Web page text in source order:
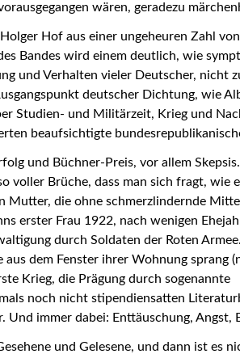
wären, geradezu
Hof aus einer ungeheuren Zahl
Bandes wird einem deutlich, wie
und Verhalten vieler Deutscher, nicht
deutscher Dichtung, wie
Studien- und Militärzeit, Krieg und
beaufsichtigte
und Büchner-Preis, vor allem
voller Brüche, dass man sich fragt, wie
Mutter, die ohne schmerzlindernde
erster Frau 1922, nach wenigen
durch Soldaten der Roten
aus dem Fenster ihrer Wohnung sprang
Krieg, die Prägung durch sogenannte
noch nicht stipendiensatten
immer dabei: Enttäuschung, Angst,
und Gelesene, und dann ist es